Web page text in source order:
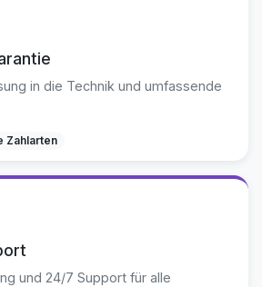
in die Technik und umfassende
Zahlarten
und 24/7 Support für alle